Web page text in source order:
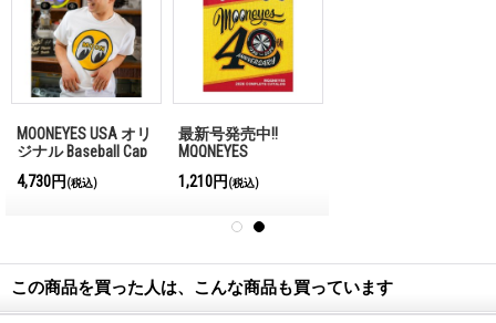
MOONEYES USA オリ
ジナル Baseball Cap
4,730円 (税込)
最新号発売中!!
MQQNEYES
Magazine No.28 2026
1,210円 (税込)
この商品を買った人は、こんな商品も買っています